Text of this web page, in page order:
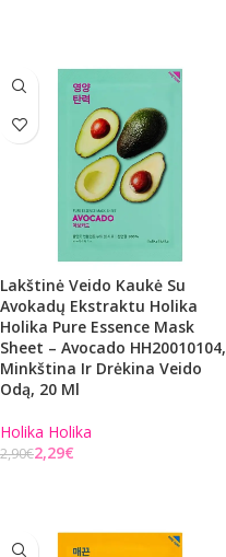
Lakštinė Veido Kaukė Su
Avokadų Ekstraktu Holika
Holika Pure Essence Mask
Sheet – Avocado HH20010104,
Minkština Ir Drėkina Veido
Odą, 20 Ml
Holika Holika
2,90€2,29€